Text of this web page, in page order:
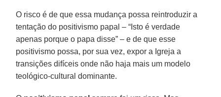
O risco é de que essa mudança possa reintroduzir a
tentação do positivismo papal – “Isto é verdade
apenas porque o papa disse” – e de que esse
positivismo possa, por sua vez, expor a Igreja a
transições difíceis onde não haja mais um modelo
teológico-cultural dominante.